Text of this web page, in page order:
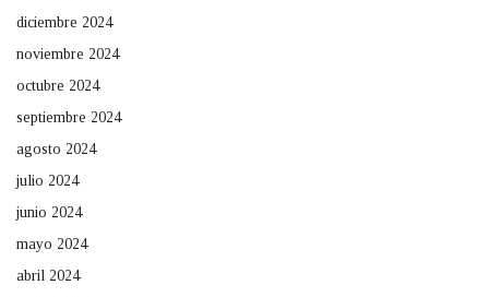
diciembre 2024
noviembre 2024
octubre 2024
septiembre 2024
agosto 2024
julio 2024
junio 2024
mayo 2024
abril 2024